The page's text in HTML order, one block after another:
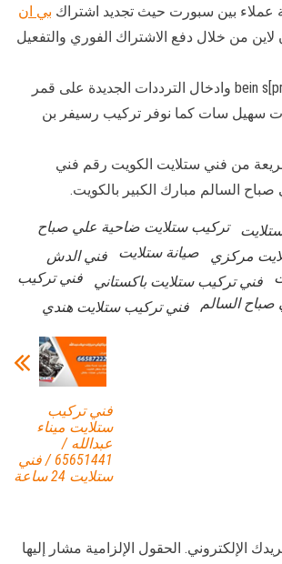
عملاء بين سبورت حيث تجديد اشتراك بي ان
لاين من خلال دفع الاشتراك الفوري والتفعيل
مع تحديث رسيفر bein s[prt وادخال الترددات الجديدة على قمر
سهيل سات كما نوفر تركيب رسيفر بن
من فني ستلايت الكويت رقم فني
السالم مبارك الكبير بالكويت.
تركيب ستلايت ضاحية علي صباح
مركزي صيانة ستلايت
فني الدش
فني تركيب ستلايت باكستاني
فني تركيب
السالم
فني تركيب ستلايت هندي
فني تركيب
ستلايت ميناء
عبدالله /
65651441 / فني
ستلايت 24 ساعة
الإلكتروني. الحقول الإلزامية مشار إليها